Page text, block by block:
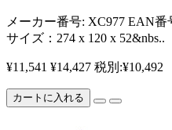
メーカー番号: XC977 EAN番
サイズ：274 x 120 x 52&nbs..
¥11,541 ¥14,427 税別:¥10,492
カートに入れる